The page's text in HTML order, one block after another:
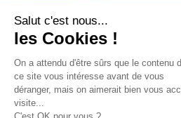
VOTRE MAIRIE
VOTRE QUOTIDIEN
AU FIL DE LA VIE
LOISIRS
S’INFORMER
Salut c'est nous...
les Cookies !
On a attendu d'être sûrs que le contenu
ce site vous intéresse avant de vous
déranger, mais on aimerait bien vous
visite...
C'est OK pour vous ?